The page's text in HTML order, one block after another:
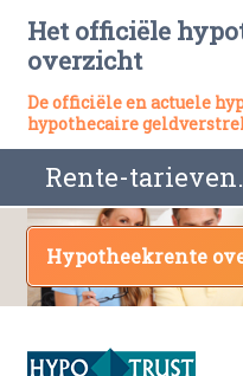
Het officiële
overzicht
De officiële en actuele
hypothecaire
Rente-
Hypotheekrente